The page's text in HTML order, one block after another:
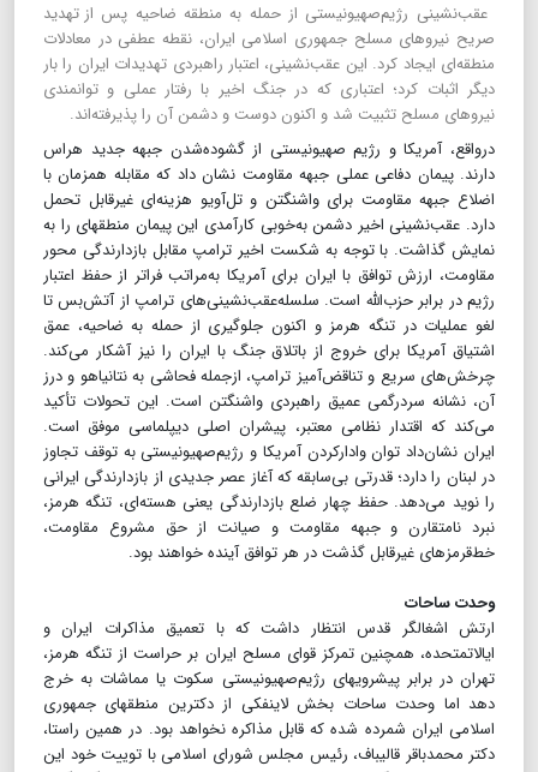
عقب‌نشینی رژیم‌صهیونیستی از حمله به منطقه ضاحیه پس ‎از تهدید
صریح نیروهای مسلح جمهوری اسلامی ایران، نقطه عطفی در معادلات
منطقه‌ای ایجاد کرد. این عقب‌نشینی، اعتبار راهبردی تهدیدات ایران را بار
دیگر اثبات کرد؛ اعتباری که در جنگ اخیر با رفتار عملی و توانمندی
نیروهای مسلح تثبیت شد و اکنون دوست و دشمن آن را پذیرفته‌اند.
درواقع، آمریکا و رژیم صهیونیستی از گشوده‌شدن جبهه جدید هراس
دارند. پیمان دفاعی عملی جبهه مقاومت نشان داد که مقابله همزمان با
اضلاع جبهه مقاومت برای واشنگتن و تل‌آویو هزینه‌ای غیرقابل تحمل
دارد. عقب‌نشینی اخیر دشمن به‌خوبی کارآمدی این پیمان منطقه‎ای را به
نمایش گذاشت. با توجه به‎ شکست اخیر ترامپ مقابل بازدارندگی محور
مقاومت، ارزش توافق با ایران برای آمریکا به‌مراتب فراتر از حفظ اعتبار
رژیم در برابر حزب‌الله است. سلسله‌عقب‌نشینی‌های ترامپ از آتش‌بس تا
لغو عملیات در تنگه هرمز و اکنون جلوگیری از حمله به ضاحیه، عمق
اشتیاق آمریکا برای خروج از باتلاق جنگ با ایران را نیز آشکار می‌کند.
چرخش‌های سریع و تناقض‌آمیز ترامپ، ازجمله فحاشی به نتانیاهو و درز
آن، نشانه سردرگمی عمیق راهبردی واشنگتن است. این تحولات تأکید
می‌کند که اقتدار نظامی معتبر، پیشران اصلی دیپلماسی موفق است.
ایران نشان‌داد توان وادارکردن آمریکا و رژیم‌صهیونیستی به توقف تجاوز
در لبنان را دارد؛ قدرتی بی‌سابقه که آغاز عصر جدیدی از بازدارندگی ایرانی
را نوید می‌دهد. حفظ چهار ضلع بازدارندگی یعنی هسته‌ای، تنگه هرمز،
نبرد نامتقارن و جبهه مقاومت و صیانت از حق مشروع مقاومت،
خط‌قرمزهای غیرقابل گذشت در هر توافق آینده خواهند بود.
وحدت ساحات
ارتش اشغالگر قدس انتظار داشت که با تعمیق مذاکرات ایران و
ایالات‎متحده، همچنین تمرکز قوای مسلح ایران بر حراست از تنگه هرمز،
تهران در برابر پیشروی‎های رژیم‌صهیونیستی سکوت یا مماشات به ‎خرج
دهد اما وحدت ساحات بخش لاینفکی از دکترین منطقه‎ای جمهوری
اسلامی ایران شمرده شده که قابل مذاکره نخواهد بود. در همین راستا،
دکتر محمدباقر قالیباف، رئیس مجلس شورای اسلامی با توییت خود این